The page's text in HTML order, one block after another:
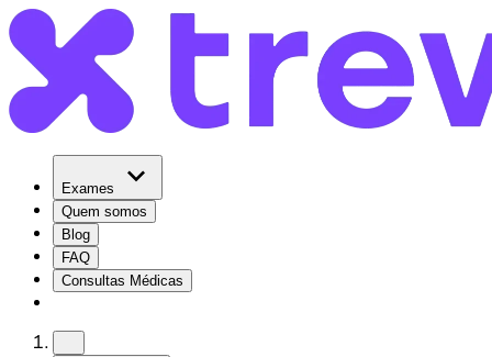
Exames
Quem somos
Blog
FAQ
Consultas Médicas